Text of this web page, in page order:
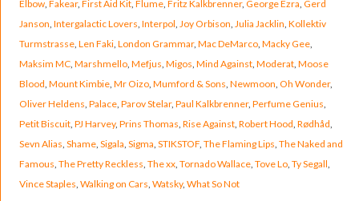
Elbow, Fakear, First Aid Kit, Flume, Fritz Kalkbrenner, George Ezra Gerd
Janson Intergalactic Lovers Interpol Joy Orbison Julia Jacklin Kollektiv
Turmstrasse, Len Faki, London Grammar, Mac DeMarco, Macky Gee,
Maksim MC, Marshmello, Mefjus Migos Mind Against, Moderat, Moose
Blood Mount Kimbie, Mr Oizo, Mumford & Sons Newmoon Oh Wonder,
Oliver Heldens Palace, Parov Stelar, Paul Kalkbrenner, Perfume Genius
Petit Biscuit, PJ Harvey, Prins Thomas Rise Against, Robert Hood Rødhåd
Sevn Alias Shame, Sigala Sigma STIKSTOF, The Flaming Lips The Naked and
Famous The Pretty Reckless The xx, Tornado Wallace, Tove Lo, Ty Segall
Vince Staples Walking on Cars Watsky, What So Not